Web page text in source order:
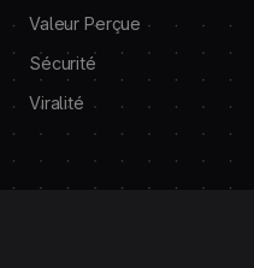
Valeur Perçue
Sécurité
Viralité